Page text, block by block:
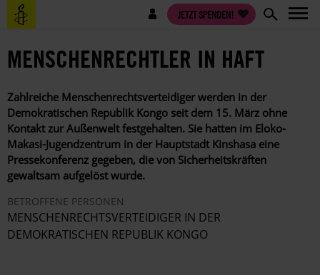
Direkt
zum
Benutzermenü JETZT SPENDEN!
MENSCHENRECHTLER IN HAFT
Zahlreiche Menschenrechtsverteidiger werden in der
Demokratischen Republik Kongo seit dem 15. März ohne
Kontakt zur Außenwelt festgehalten. Sie hatten im Eloko-
Makasi-Jugendzentrum in der Hauptstadt Kinshasa eine
Pressekonferenz gegeben, die von Sicherheitskräften
gewaltsam aufgelöst wurde.
BETROFFENE PERSONEN
MENSCHENRECHTSVERTEIDIGER IN DER
DEMOKRATISCHEN REPUBLIK KONGO